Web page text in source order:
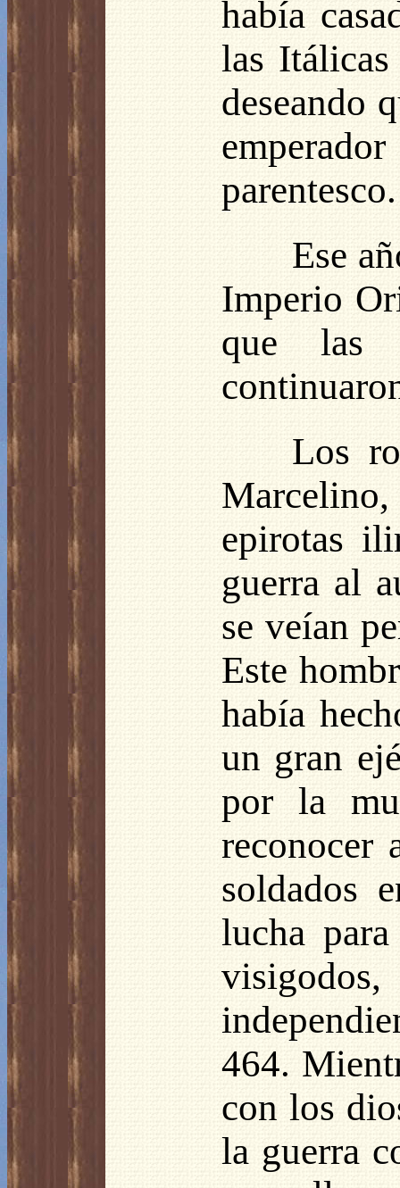
había
las
deseando
parentesco.
Ese
Imperio
que las
Los
epirotas
guerra al
se veían
Este
había
un gran
por la
reconocer
soldados
lucha
464.
con los
la guerra